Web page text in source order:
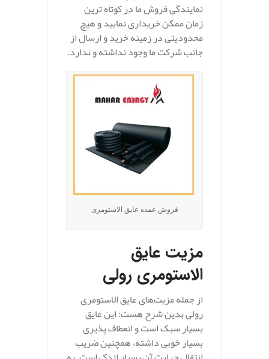
نمایندگی فروش ما در کوتاه‌ ترین
زمان ممکن خریداری نمایید و هیچ
محدودیتی در زمینه خرید و ارسال از
جانب شرکت ما وجود نداشته و ندارد.
فروش عمده عایق الاستومری
مزیت عایق
الاستومری رولی
از جمله مزیت‌های عایق الاستومری
رولی بدین شرح هست: این عایق
بسیار سبک است و انعطاف پذیری
بسیار خوبی داشته، همچنین ضریب